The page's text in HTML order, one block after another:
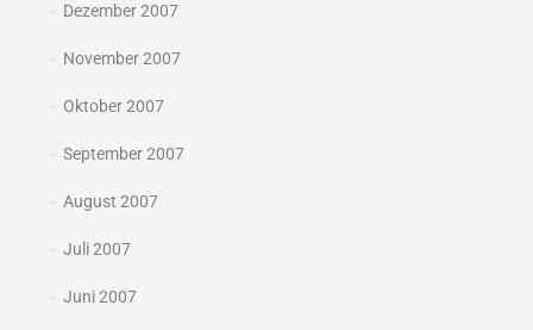
Dezember 2007
November 2007
Oktober 2007
September 2007
August 2007
Juli 2007
Juni 2007